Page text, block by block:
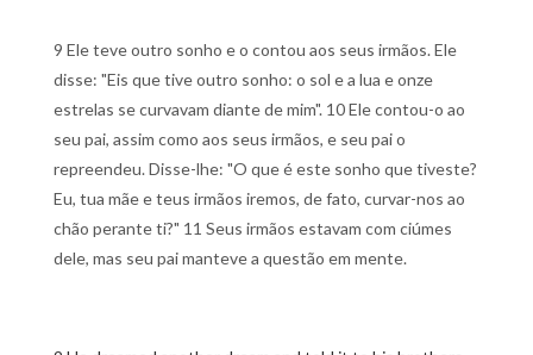
9 Ele teve outro sonho e o contou aos seus irmãos. Ele
disse: "Eis que tive outro sonho: o sol e a lua e onze
estrelas se curvavam diante de mim". 10 Ele contou-o ao
seu pai, assim como aos seus irmãos, e seu pai o
repreendeu. Disse-lhe: "O que é este sonho que tiveste?
Eu, tua mãe e teus irmãos iremos, de fato, curvar-nos ao
chão perante ti?" 11 Seus irmãos estavam com ciúmes
dele, mas seu pai manteve a questão em mente.